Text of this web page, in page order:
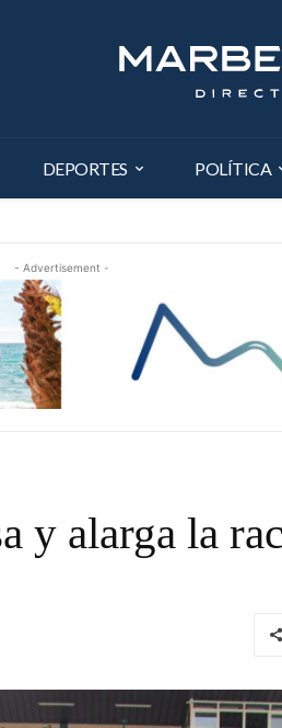
DEPORTES POLÍTICA
- Advertisement -
y alarga la